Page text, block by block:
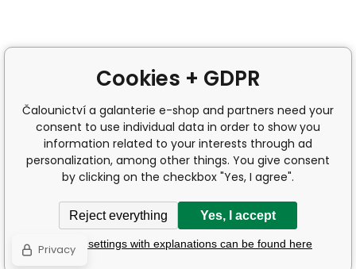
Cookies + GDPR
Čalounictví a galanterie e-shop and partners need your
consent to use individual data in order to show you
information related to your interests through ad
personalization, among other things. You give consent
by clicking on the checkbox "Yes, I agree".
Reject everything Yes, I accept
Detailed settings with explanations can be found here
Privacy